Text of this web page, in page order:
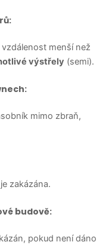
vzdálenost menší než
výstřely (semi).
mimo zbraň,
je zakázána.
budově:
pokud není dáno